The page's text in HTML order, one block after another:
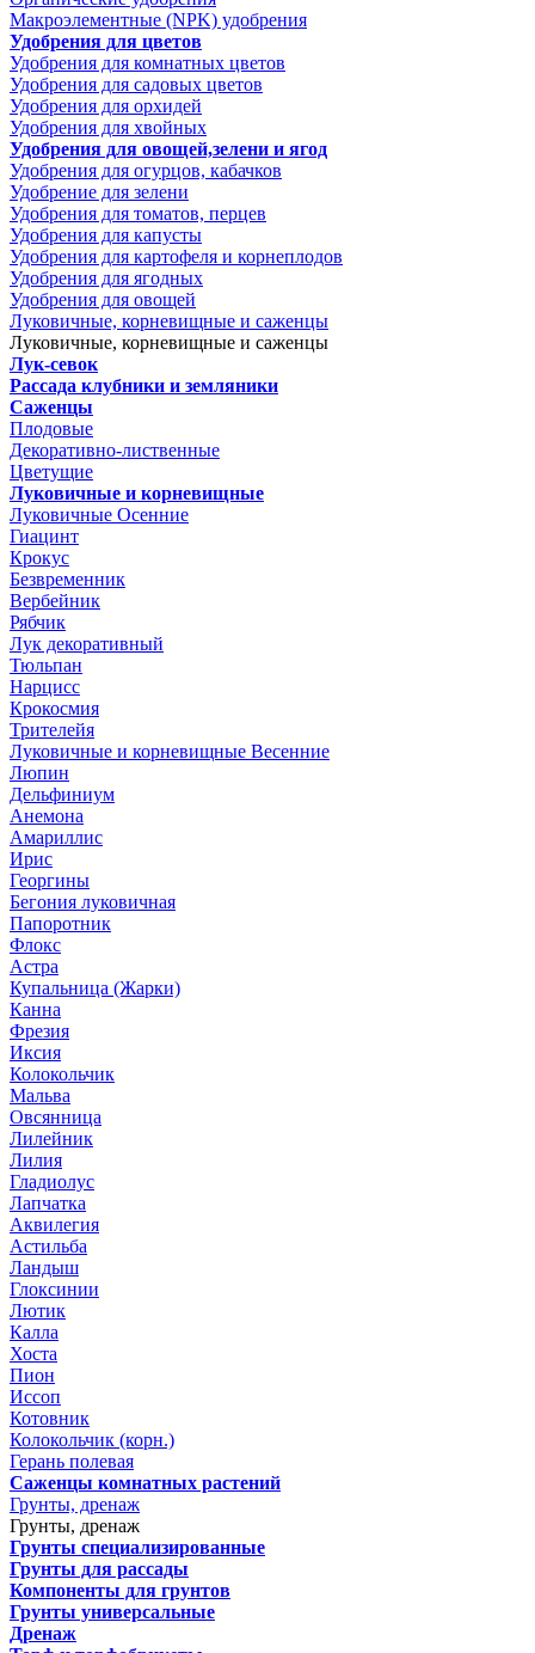
Макроэлементные (NPK) удобрения
Удобрения для цветов
Удобрения для комнатных цветов
Удобрения для садовых цветов
Удобрения для орхидей
Удобрения для хвойных
Удобрения для овощей,зелени и ягод
Удобрения для огурцов, кабачков
Удобрение для зелени
Удобрения для томатов, перцев
Удобрения для капусты
Удобрения для картофеля и корнеплодов
Удобрения для ягодных
Удобрения для овощей
Луковичные, корневищные и саженцы
Луковичные, корневищные и саженцы
Лук-севок
Рассада клубники и земляники
Саженцы
Плодовые
Декоративно-лиственные
Цветущие
Луковичные и корневищные
Луковичные Осенние
Гиацинт
Крокус
Безвременник
Вербейник
Рябчик
Лук декоративный
Тюльпан
Нарцисс
Крокосмия
Трителейя
Луковичные и корневищные Весенние
Люпин
Дельфиниум
Анемона
Амариллис
Ирис
Георгины
Бегония луковичная
Папоротник
Флокс
Астра
Купальница (Жарки)
Канна
Фрезия
Иксия
Колокольчик
Мальва
Овсянница
Лилейник
Лилия
Гладиолус
Лапчатка
Аквилегия
Астильба
Ландыш
Глоксинии
Лютик
Калла
Хоста
Пион
Иссоп
Котовник
Колокольчик (корн.)
Герань полевая
Саженцы комнатных растений
Грунты, дренаж
Грунты, дренаж
Грунты специализированные
Грунты для рассады
Компоненты для грунтов
Грунты универсальные
Дренаж